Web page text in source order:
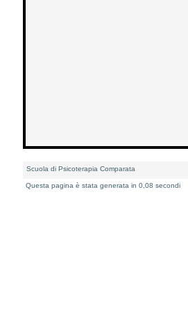
Scuola di Psicoterapia Comparata
Questa pagina è stata generata in 0,08 secondi